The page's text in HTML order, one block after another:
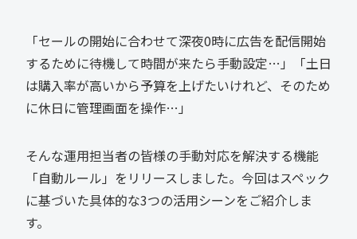
「セールの開始に合わせて深夜0時に広告を配信開始
するために待機して時間が来たら手動設定…」「土日
は購入率が高いから予算を上げたいけれど、そのため
に休日に管理画面を操作…」
そんな運用担当者の皆様の手動対応を解決する機能
「自動ルール」をリリースしました。今回はスペック
に基づいた具体的な3つの活用シーンをご紹介しま
す。